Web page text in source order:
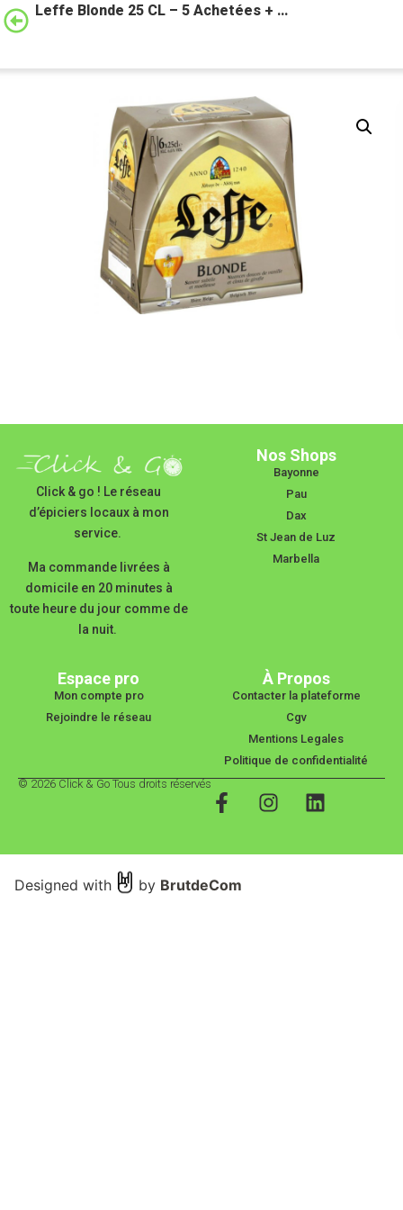
Leffe Blonde 25 CL – 5 Achetées + …
Click & go ! Le réseau
d’épiciers locaux à mon
service.
Ma commande livrées à
domicile en 20 minutes à
toute heure du jour comme de
la nuit.
Nos Shops
Bayonne
Pau
Dax
St Jean de Luz
Marbella
Espace pro
Mon compte pro
Rejoindre le réseau
À Propos
Contacter la plateforme
Cgv
Mentions Legales
Politique de confidentialité
© 2026 Click & Go Tous droits réservés
Designed with by BrutdeCom